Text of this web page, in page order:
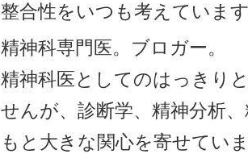
整合性をいつも考えていま
精神科専門医。ブロガー。
精神科医としてのはっきり
せんが、診断学、精神分析
もと大きな関心を寄せてい